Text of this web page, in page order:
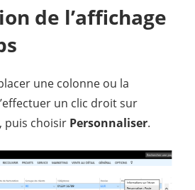
de l’affichage
une colonne ou la
un clic droit sur
puis choisir Personnaliser.